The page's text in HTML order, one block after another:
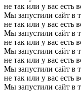
не так или у вас
Мы запустили сайт в
не так или у вас
Мы запустили сайт в
не так или у вас
Мы запустили сайт в
не так или у вас
Мы запустили сайт в
не так или у вас
Мы запустили сайт в